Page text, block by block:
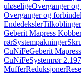
uløseligeOverganger og
Overganger og
EndedekslerTilkoblinger
Geberit Mapress Kobber
rørSystempakninger
CuNiFeGeberit
CuNiFeSystemrør
MufferReduksjoner